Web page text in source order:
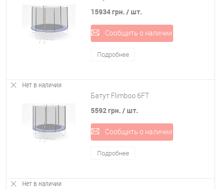
15934 грн. / шт.
Сообщить о наличии
Подробнее
Нет в наличии
Батут Flimboo 6FT
5592 грн. / шт.
Сообщить о наличии
Подробнее
Нет в наличии